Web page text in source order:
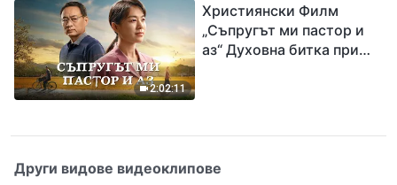
Исус
2:02:11
Християнски Филм
„Съпругът ми пастор и
аз“ Духовна битка при
Други видове видеоклипове